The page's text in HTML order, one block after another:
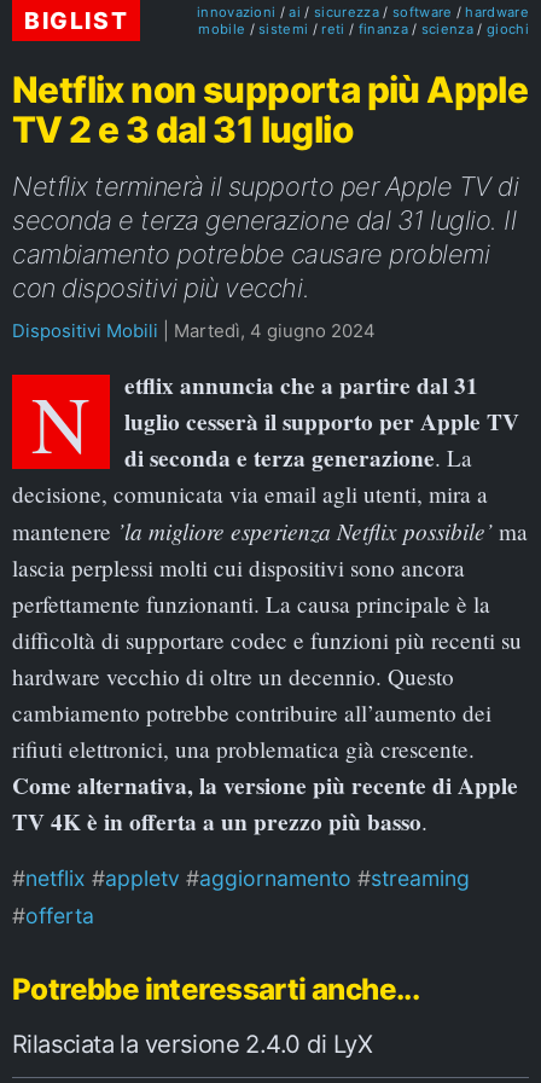
BIGLIST innovazioni ai sicurezza software
hardware
mobile
sistemi reti finanza scienza giochi
Netflix non supporta più Apple
TV 2 e 3 dal 31 luglio
Netflix terminerà il supporto per Apple TV di
seconda e terza generazione dal 31 luglio. Il
cambiamento potrebbe causare problemi
con dispositivi più vecchi.
Dispositivi Mobili Martedì, 4 giugno 2024
Netflix annuncia che a partire dal 31
luglio cesserà il supporto per Apple TV
di seconda e terza generazione. La
decisione, comunicata via email agli utenti, mira a
mantenere ’la migliore esperienza Netflix possibile’ ma
lascia perplessi molti cui dispositivi sono ancora
perfettamente funzionanti. La causa principale è la
difficoltà di supportare codec e funzioni più recenti su
hardware vecchio di oltre un decennio. Questo
cambiamento potrebbe contribuire all’aumento dei
rifiuti elettronici, una problematica già crescente.
Come alternativa, la versione più recente di Apple
TV 4K è in offerta a un prezzo più basso.
netflix appletv aggiornamento
streaming
offerta
Potrebbe interessarti anche...
Rilasciata la versione 2.4.0 di LyX